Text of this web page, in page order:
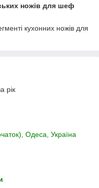
ножів для шеф
кухонних ножів для
рік
Одеса, Україна